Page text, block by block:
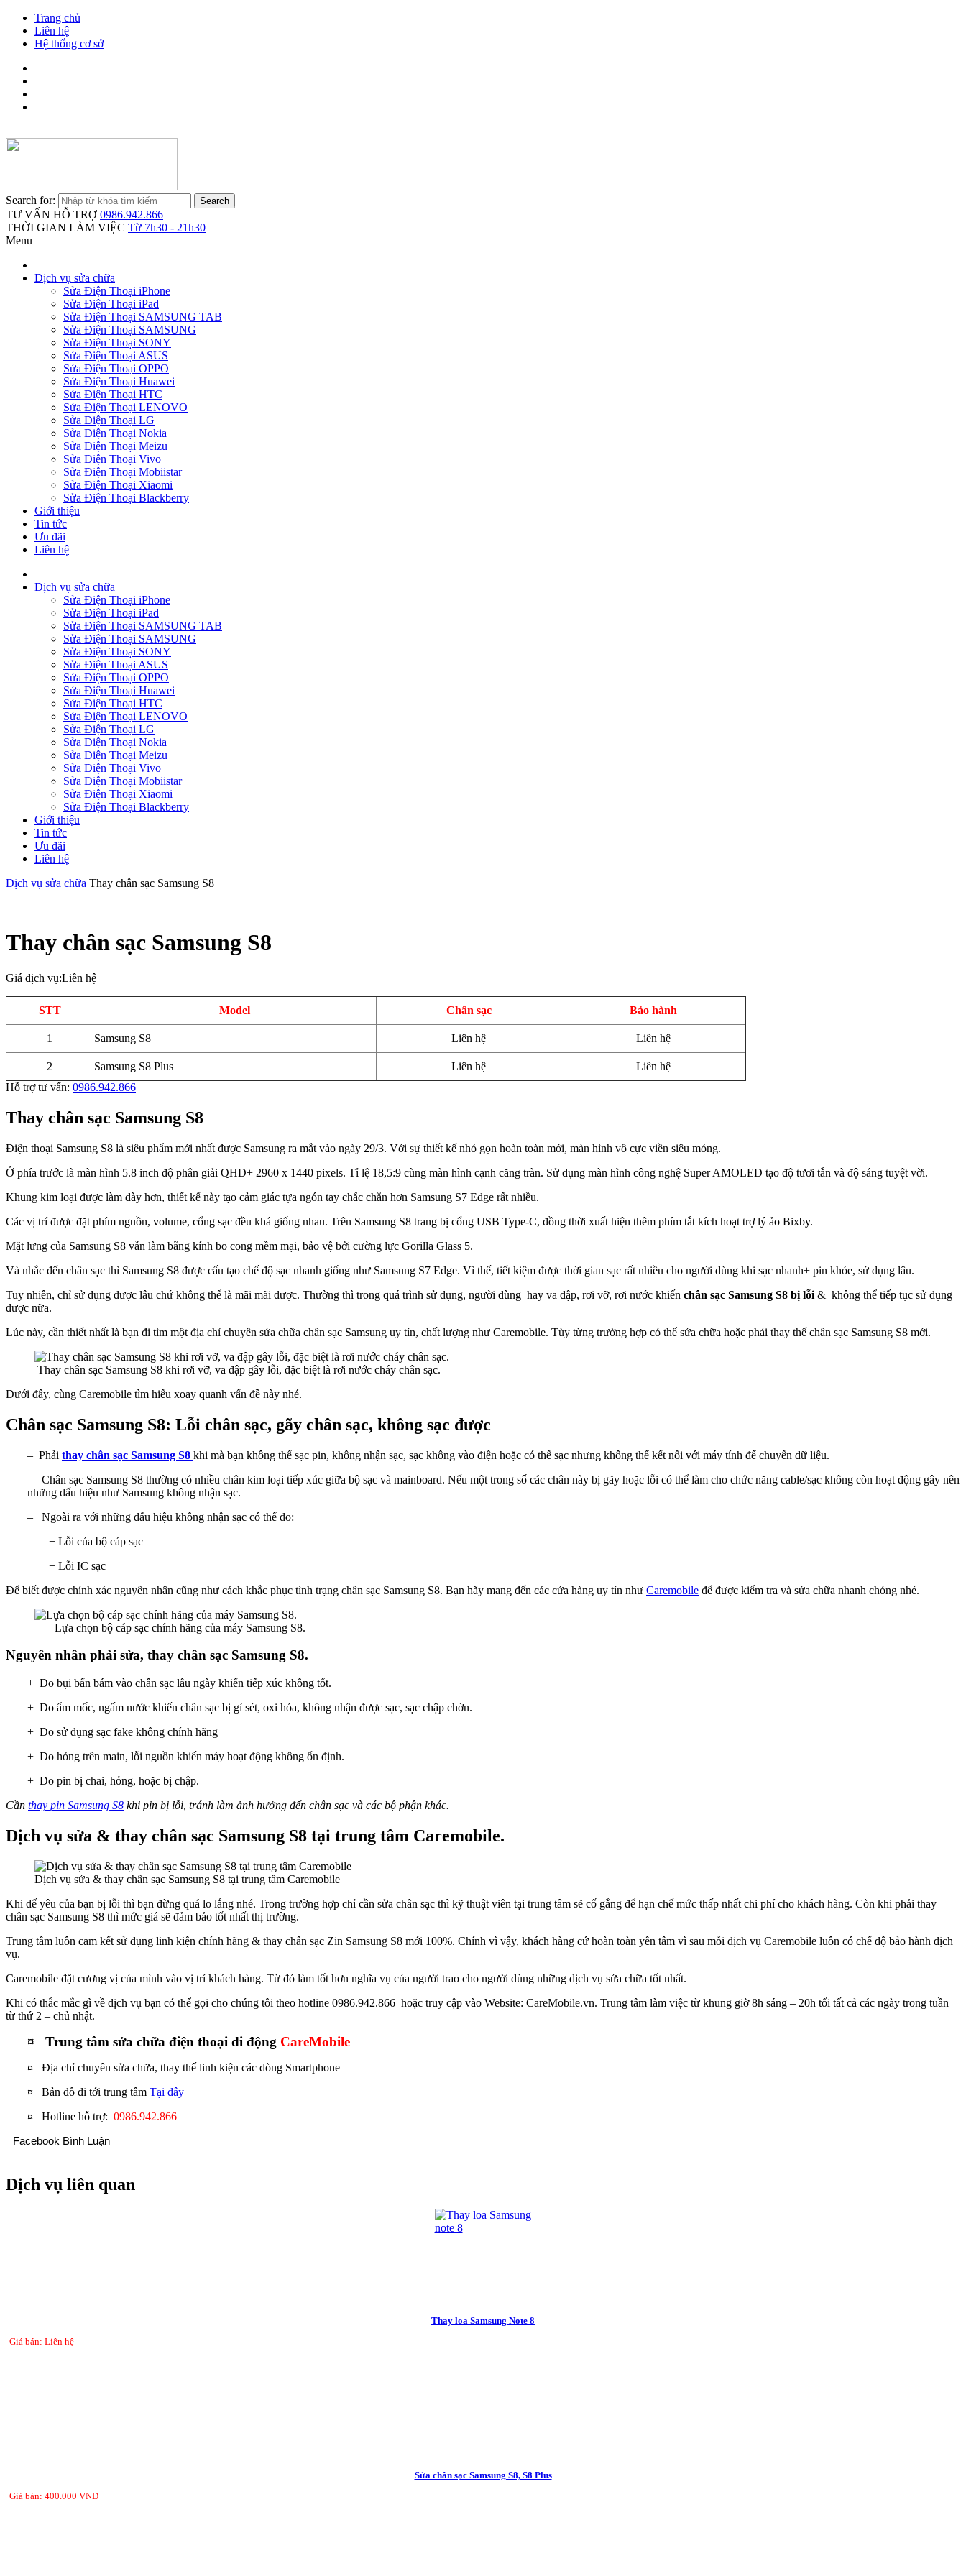
Trang chủ
Liên hệ
Hệ thống cơ sở
Search for:
TƯ VẤN HỖ TRỢ 0986.942.866
THỜI GIAN LÀM VIỆC Từ 7h30 - 21h30
Menu
Dịch vụ sửa chữa
Sửa Điện Thoại iPhone
Sửa Điện Thoại iPad
Sửa Điện Thoại SAMSUNG TAB
Sửa Điện Thoại SAMSUNG
Sửa Điện Thoại SONY
Sửa Điện Thoại ASUS
Sửa Điện Thoại OPPO
Sửa Điện Thoại Huawei
Sửa Điện Thoại HTC
Sửa Điện Thoại LENOVO
Sửa Điện Thoại LG
Sửa Điện Thoại Nokia
Sửa Điện Thoại Meizu
Sửa Điện Thoại Vivo
Sửa Điện Thoại Mobiistar
Sửa Điện Thoại Xiaomi
Sửa Điện Thoại Blackberry
Giới thiệu
Tin tức
Ưu đãi
Liên hệ
Dịch vụ sửa chữa
Sửa Điện Thoại iPhone
Sửa Điện Thoại iPad
Sửa Điện Thoại SAMSUNG TAB
Sửa Điện Thoại SAMSUNG
Sửa Điện Thoại SONY
Sửa Điện Thoại ASUS
Sửa Điện Thoại OPPO
Sửa Điện Thoại Huawei
Sửa Điện Thoại HTC
Sửa Điện Thoại LENOVO
Sửa Điện Thoại LG
Sửa Điện Thoại Nokia
Sửa Điện Thoại Meizu
Sửa Điện Thoại Vivo
Sửa Điện Thoại Mobiistar
Sửa Điện Thoại Xiaomi
Sửa Điện Thoại Blackberry
Giới thiệu
Tin tức
Ưu đãi
Liên hệ
Dịch vụ sửa chữa Thay chân sạc Samsung S8
Thay chân sạc Samsung S8
Giá dịch vụ:Liên hệ
STT Model Chân sạc Bảo hành
1 Samsung S8 Liên hệ Liên hệ
2 Samsung S8 Plus Liên hệ
Liên hệ
Hỗ trợ tư vấn: 0986.942.866
Thay chân sạc Samsung S8
Điện thoại Samsung S8 là siêu phẩm mới nhất được Samsung ra mắt vào ngày 29/3. Với sự thiết kế nhỏ gọn hoàn toàn mới, màn hình vô cực viền siêu mỏng.
Ở phía trước là màn hình 5.8 inch độ phân giải QHD+ 2960 x 1440 pixels. Tỉ lệ 18,5:9 cùng màn hình cạnh căng tràn. Sử dụng màn hình công nghệ Super AMOLED tạo độ tươi tắn và độ sáng tuyệt vời.
Khung kim loại được làm dày hơn, thiết kế này tạo cảm giác tựa ngón tay chắc chắn hơn Samsung S7 Edge rất nhiều.
Các vị trí được đặt phím nguồn, volume, cổng sạc đều khá giống nhau. Trên Samsung S8 trang bị cổng USB Type-C, đồng thời xuất hiện thêm phím tắt kích hoạt trợ lý ảo Bixby.
Mặt lưng của Samsung S8 vẫn làm bằng kính bo cong mềm mại, bảo vệ bởi cường lực Gorilla Glass 5.
Và nhắc đến chân sạc thì Samsung S8 được cấu tạo chế độ sạc nhanh giống như Samsung S7 Edge. Vì thế, tiết kiệm được thời gian sạc rất nhiều cho người dùng khi sạc nhanh+ pin khỏe, sử dụng lâu.
Tuy nhiên, chỉ sử dụng được lâu chứ không thể là mãi mãi được. Thường thì trong quá trình sử dụng, người dùng hay va đập, rơi vỡ, rơi nước khiến chân sạc Samsung S8 bị lỗi & không thể tiếp tục sử dụng
được nữa.
Lúc này, cần thiết nhất là bạn đi tìm một địa chỉ chuyên sửa chữa chân sạc Samsung uy tín, chất lượng như Caremobile. Tùy từng trường hợp có thể sửa chữa hoặc phải thay thế chân sạc Samsung S8 mới.
Thay chân sạc Samsung S8 khi rơi vỡ, va đập gây lỗi, đặc biệt là rơi nước cháy chân sạc.
Dưới đây, cùng Caremobile tìm hiểu xoay quanh vấn đề này nhé.
Chân sạc Samsung S8: Lỗi chân sạc, gãy chân sạc, không sạc được
– Phải thay chân sạc Samsung S8 khi mà bạn không thể sạc pin, không nhận sạc, sạc không vào điện hoặc có thể sạc nhưng không thể kết nối với máy tính để chuyển dữ liệu.
– Chân sạc Samsung S8 thường có nhiều chân kim loại tiếp xúc giữa bộ sạc và mainboard. Nếu một trong số các chân này bị gãy hoặc lỗi có thể làm cho chức năng cable/sạc không còn hoạt động gây nên
những dấu hiệu như Samsung không nhận sạc.
– Ngoài ra với những dấu hiệu không nhận sạc có thể do:
+ Lỗi của bộ cáp sạc
+ Lỗi IC sạc
Để biết được chính xác nguyên nhân cũng như cách khắc phục tình trạng chân sạc Samsung S8. Bạn hãy mang đến các cửa hàng uy tín như Caremobile để được kiểm tra và sửa chữa nhanh chóng nhé.
Lựa chọn bộ cáp sạc chính hãng của máy Samsung S8.
Nguyên nhân phải sửa, thay chân sạc Samsung S8.
+ Do bụi bẩn bám vào chân sạc lâu ngày khiến tiếp xúc không tốt.
+ Do ẩm mốc, ngấm nước khiến chân sạc bị gỉ sét, oxi hóa, không nhận được sạc, sạc chập chờn.
+ Do sử dụng sạc fake không chính hãng
+ Do hỏng trên main, lỗi nguồn khiến máy hoạt động không ổn định.
+ Do pin bị chai, hỏng, hoặc bị chập.
Cần thay pin Samsung S8 khi pin bị lỗi, tránh làm ảnh hưởng đến chân sạc và các bộ phận khác.
Dịch vụ sửa & thay chân sạc Samsung S8 tại trung tâm Caremobile.
Dịch vụ sửa & thay chân sạc Samsung S8 tại trung tâm Caremobile
Khi dế yêu của bạn bị lỗi thì bạn đừng quá lo lắng nhé. Trong trường hợp chỉ cần sửa chân sạc thì kỹ thuật viên tại trung tâm sẽ cố gắng để hạn chế mức thấp nhất chi phí cho khách hàng. Còn khi phải thay
chân sạc Samsung S8 thì mức giá sẽ đảm bảo tốt nhất thị trường.
Trung tâm luôn cam kết sử dụng linh kiện chính hãng & thay chân sạc Zin Samsung S8 mới 100%. Chính vì vậy, khách hàng cứ hoàn toàn yên tâm vì sau mỗi dịch vụ Caremobile luôn có chế độ bảo hành dịch
vụ.
Caremobile đặt cương vị của mình vào vị trí khách hàng. Từ đó làm tốt hơn nghĩa vụ của người trao cho người dùng những dịch vụ sửa chữa tốt nhất.
Khi có thắc mắc gì về dịch vụ bạn có thể gọi cho chúng tôi theo hotline 0986.942.866 hoặc truy cập vào Website: CareMobile.vn. Trung tâm làm việc từ khung giờ 8h sáng – 20h tối tất cả các ngày trong tuần
từ thứ 2 – chủ nhật.
¤ Trung tâm sửa chữa điện thoại di động CareMobile
¤ Địa chỉ chuyên sửa chữa, thay thế linh kiện các dòng Smartphone
¤ Bản đồ đi tới trung tâm Tại đây
¤ Hotline hỗ trợ: 0986.942.866
Facebook Bình Luận
Dịch vụ liên quan
Thay loa Samsung Note 8
Giá bán: Liên hệ
Sửa chân sạc Samsung S8, S8 Plus
Giá bán: 400.000 VNĐ